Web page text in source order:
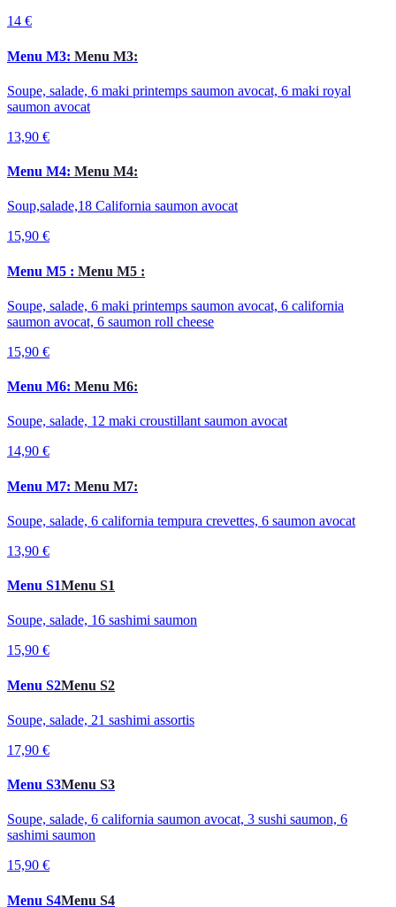
14 €
Menu M3: Menu M3:
Soupe, salade, 6 maki printemps saumon avocat, 6 maki royal
saumon avocat
13,90 €
Menu M4: Menu M4:
Soup,salade,18 California saumon avocat
15,90 €
Menu M5 : Menu M5 :
Soupe, salade, 6 maki printemps saumon avocat, 6 california
saumon avocat, 6 saumon roll cheese
15,90 €
Menu M6: Menu M6:
Soupe, salade, 12 maki croustillant saumon avocat
14,90 €
Menu M7: Menu M7:
Soupe, salade, 6 california tempura crevettes, 6 saumon avocat
13,90 €
Menu S1Menu S1
Soupe, salade, 16 sashimi saumon
15,90 €
Menu S2Menu S2
Soupe, salade, 21 sashimi assortis
17,90 €
Menu S3Menu S3
Soupe, salade, 6 california saumon avocat, 3 sushi saumon, 6
sashimi saumon
15,90 €
Menu S4Menu S4